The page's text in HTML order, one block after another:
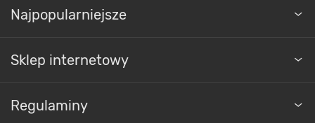
Najpopularniejsze
Sklep internetowy
Regulaminy